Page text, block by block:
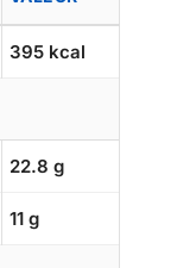
395 kcal
22.8 g
11 g